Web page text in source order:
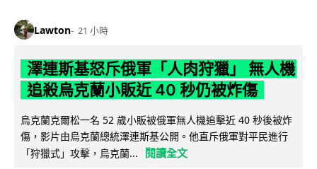
Lawton 21 小時
澤連斯基怒斥俄軍「人肉狩獵」 無人機
追殺烏克蘭小販近 40 秒仍被炸傷
烏克蘭克爾松一名 52 歲小販被俄軍無人機追擊近 40 秒後被炸
傷，影片由烏克蘭總統澤連斯基公開。他直斥俄軍對平民進行
「狩獵式」攻擊，烏克蘭...
閱讀全文